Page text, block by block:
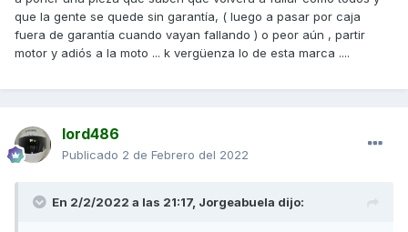
que la gente se quede sin garantía, ( luego a pasar por caja
fuera de garantía cuando vayan fallando ) o peor aún , partir
motor y adiós a la moto ... k vergüenza lo de esta marca ....
lord486
Publicado 2 de Febrero del 2022
En 2/2/2022 a las 21:17, Jorgeabuela dijo: